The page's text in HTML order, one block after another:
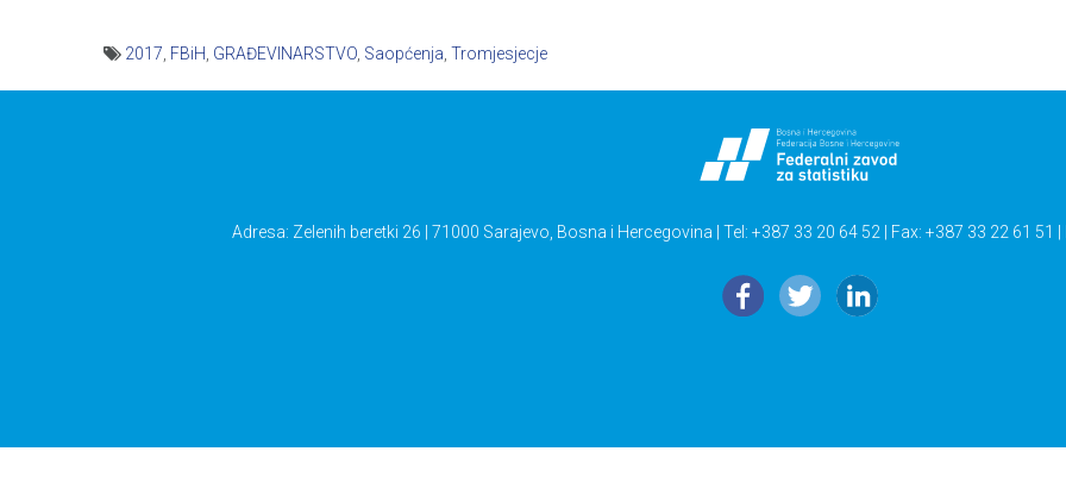
2017 FBiH GRAĐEVINARSTVO Saopćenja Tromjesjecje
Adresa: Zelenih beretki 26 | 71000 Sarajevo, Bosna i Hercegovina | Tel: +387 33 20 64 52 | Fax: +387 33 22 61 51 |